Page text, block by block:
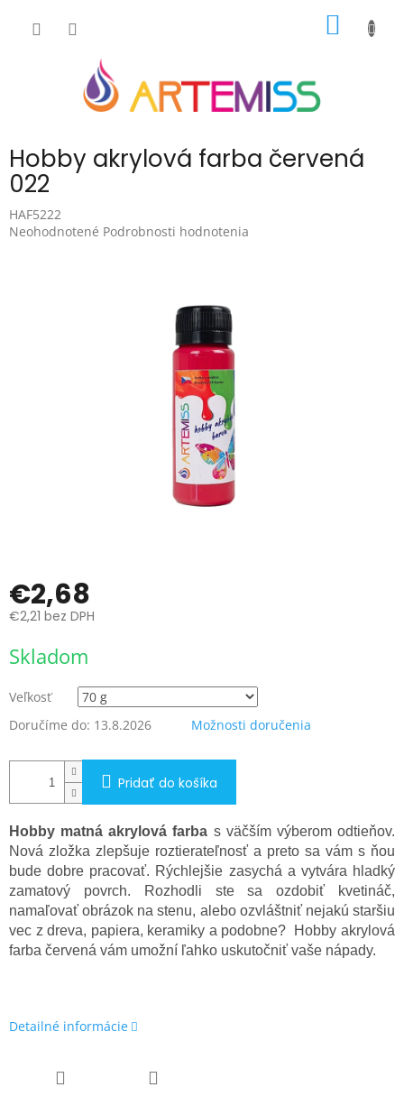
Hobby akrylová farba červená
022
HAF5222
Priemerné
Neohodnotené Podrobnosti hodnotenia
€2,68
€2,21 bez DPH
cena:
Skladom
Veľkosť
Doručíme do: 13.8.2026 Možnosti doručenia
Pridať do košíka
Hobby matná akrylová farba s väčším výberom odtieňov.
Nová zložka zlepšuje roztierateľnosť a preto sa vám s ňou
bude dobre pracovať. Rýchlejšie zasychá a vytvára hladký
zamatový povrch. Rozhodli ste sa ozdobiť kvetináč,
namaľovať obrázok na stenu, alebo ozvláštniť nejakú staršiu
vec z dreva, papiera, keramiky a podobne? Hobby akrylová
farba červená vám umožní ľahko uskutočniť vaše nápady.
Detailné informácie